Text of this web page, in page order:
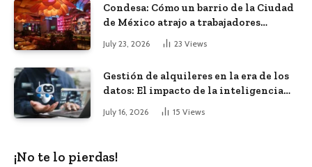
Condesa: Cómo un barrio de la Ciudad
de México atrajo a trabajadores
remotos de todo el mundo
July 23, 2026 23 Views
Gestión de alquileres en la era de los
datos: El impacto de la inteligencia
July 16, 2026 15 Views
¡No te lo pierdas!